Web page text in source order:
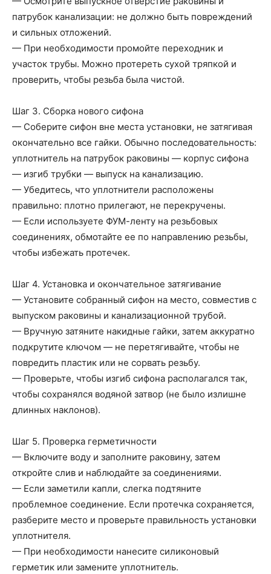
патрубок канализации: не должно быть повреждений
и сильных отложений.
— При необходимости промойте переходник и
участок трубы. Можно протереть сухой тряпкой и
проверить, чтобы резьба была чистой.
Шаг 3. Сборка нового сифона
— Соберите сифон вне места установки, не затягивая
окончательно все гайки. Обычно последовательность:
уплотнитель на патрубок раковины — корпус сифона
— изгиб трубки — выпуск на канализацию.
— Убедитесь, что уплотнители расположены
правильно: плотно прилегают, не перекручены.
— Если используете ФУМ-ленту на резьбовых
соединениях, обмотайте ее по направлению резьбы,
чтобы избежать протечек.
Шаг 4. Установка и окончательное затягивание
— Установите собранный сифон на место, совместив с
выпуском раковины и канализационной трубой.
— Вручную затяните накидные гайки, затем аккуратно
подкрутите ключом — не перетягивайте, чтобы не
повредить пластик или не сорвать резьбу.
— Проверьте, чтобы изгиб сифона располагался так,
чтобы сохранялся водяной затвор (не было излишне
длинных наклонов).
Шаг 5. Проверка герметичности
— Включите воду и заполните раковину, затем
откройте слив и наблюдайте за соединениями.
— Если заметили капли, слегка подтяните
проблемное соединение. Если протечка сохраняется,
разберите место и проверьте правильность установки
уплотнителя.
— При необходимости нанесите силиконовый
герметик или замените уплотнитель.